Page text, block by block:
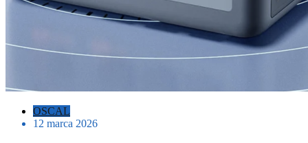
OSCAL
12 marca 2026